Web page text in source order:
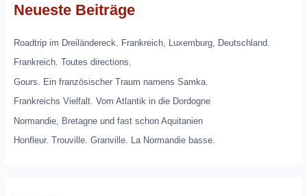
Neueste Beiträge
Roadtrip im Dreiländereck. Frankreich, Luxemburg, Deutschland.
Frankreich. Toutes directions.
Gours. Ein französischer Traum namens Samka.
Frankreichs Vielfalt. Vom Atlantik in die Dordogne
Normandie, Bretagne und fast schon Aquitanien
Honfleur. Trouville. Granville. La Normandie basse.